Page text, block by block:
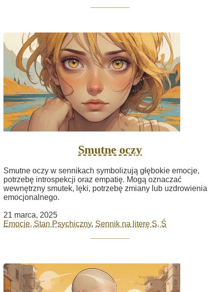
Smutne oczy
Smutne oczy w sennikach symbolizują głębokie emocje,
potrzebę introspekcji oraz empatię. Mogą oznaczać
wewnętrzny smutek, lęki, potrzebę zmiany lub uzdrowienia
emocjonalnego.
21 marca, 2025
Emocje, Stan Psychiczny, Sennik na literę S, Ś